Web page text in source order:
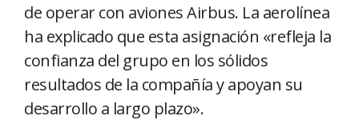
de operar con aviones Airbus. La aerolínea
ha explicado que esta asignación «refleja la
confianza del grupo en los sólidos
resultados de la compañía y apoyan su
desarrollo a largo plazo».